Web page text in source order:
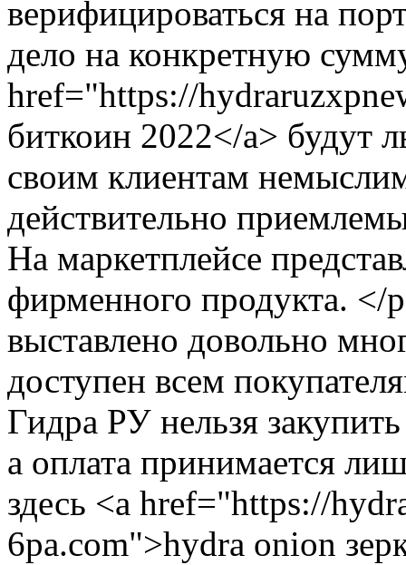
верифицироваться на
дело на конкретную
href="https://
биткоин 2022</a> будут
своим клиентам
действительно
На маркетплейсе
фирменного продукта.
выставлено довольно
доступен всем
Гидра РУ нельзя
а оплата принимается
здесь <a href="https://
6pa.com">hydra onion